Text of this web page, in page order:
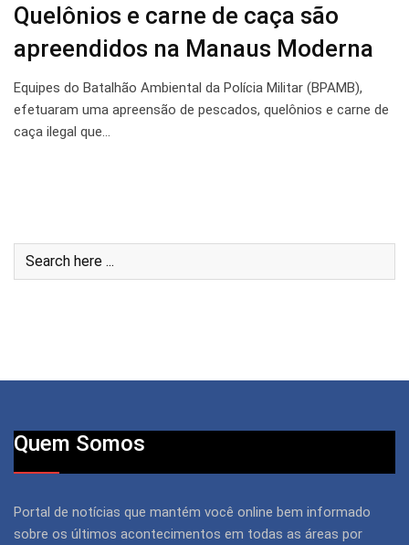
Quelônios e carne de caça são
apreendidos na Manaus Moderna
Equipes do Batalhão Ambiental da Polícia Militar (BPAMB),
efetuaram uma apreensão de pescados, quelônios e carne de
caça ilegal que…
Quem Somos
Portal de notícias que mantém você online bem informado
sobre os últimos acontecimentos em todas as áreas por